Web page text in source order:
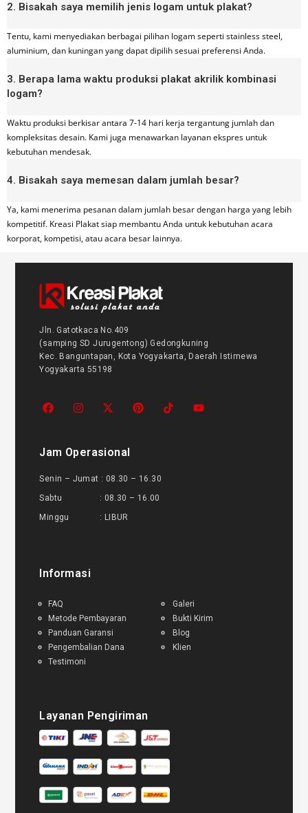
2. Bisakah saya memilih jenis logam untuk plakat?
Tentu, kami menyediakan berbagai pilihan logam seperti stainless steel,
aluminium, dan kuningan yang dapat dipilih sesuai preferensi Anda.
3. Berapa lama waktu produksi plakat akrilik kombinasi
logam?
Waktu produksi berkisar antara 7-14 hari kerja tergantung jumlah dan
kompleksitas desain. Kami juga menawarkan layanan ekspres untuk
kebutuhan mendesak.
4. Bisakah saya memesan dalam jumlah besar?
Ya, kami menerima pesanan dalam jumlah besar dengan harga yang lebih
kompetitif. Kreasi Plakat siap membantu Anda untuk kebutuhan acara
korporat, kompetisi, atau acara besar lainnya.
Jln. Gatotkaca No.409
(samping SD Jurugentong) Gedongkuning
Kec. Banguntapan, Kota Yogyakarta, Daerah Istimewa
Yogyakarta 55198
Jam Operasional
Senin – Jumat : 08.30 – 16.30
Sabtu : 08.30 – 16.00
Minggu : LIBUR
Informasi
FAQ
Metode Pembayaran
Panduan Garansi
Pengembalian Dana
Testimoni
Galeri
Bukti Kirim
Blog
Klien
Layanan Pengiriman